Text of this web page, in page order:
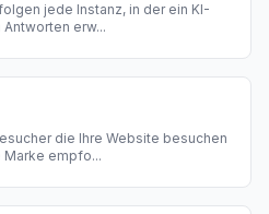
jede Instanz, in der ein KI-
Antworten erw...
die Ihre Website besuchen
Marke empfo...